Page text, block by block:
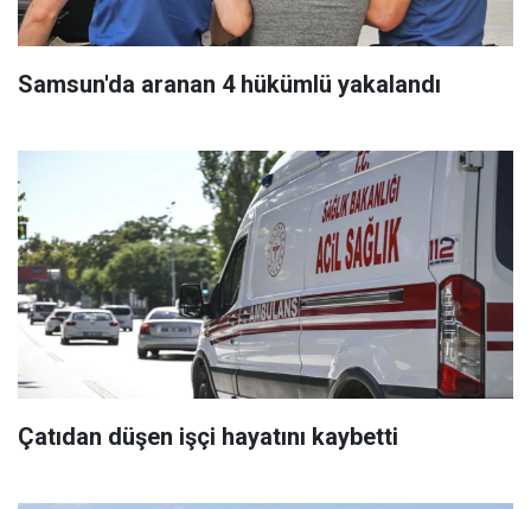
Samsun'da aranan 4 hükümlü yakalandı
Çatıdan düşen işçi hayatını kaybetti